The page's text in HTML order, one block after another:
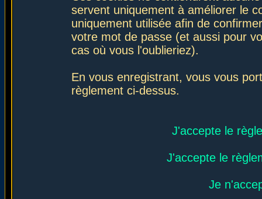
servent uniquement à améliorer le
uniquement utilisée afin de
votre mot de passe (et aussi pour
cas où vous l'oublieriez).
En vous enregistrant, vous vous
règlement ci-dessus.
J'accepte le
J'accepte le
Je